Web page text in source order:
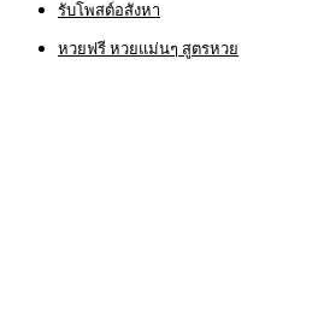
รับโพสต์อสังหา
หวยฟรี หวยแม่นๆ สูตรหวย